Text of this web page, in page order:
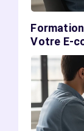
Votre E-